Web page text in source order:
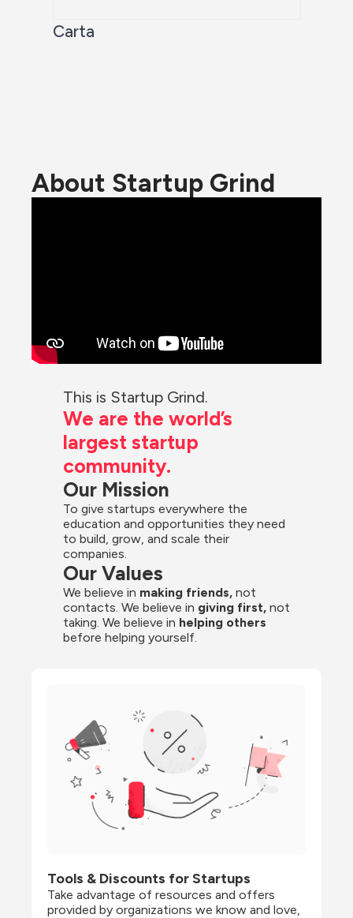
Carta
About Startup Grind
This is Startup Grind.
We are the world’s
largest startup
community.
Our Mission
To give startups everywhere the
education and opportunities they need
to build, grow, and scale their
companies.
Our Values
We believe in making friends, not
contacts. We believe in giving first, not
taking. We believe in helping others
before helping yourself.
Tools & Discounts for Startups
Take advantage of resources and offers
provided by organizations we know and love,